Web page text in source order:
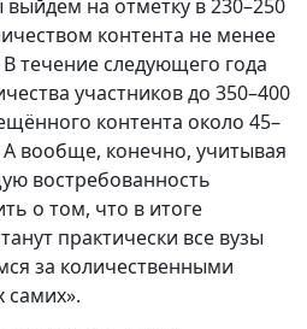
на отметку в 230–250
контента не менее
течение следующего года
участников до 350–400
контента около 45–
вообще, конечно, учитывая
востребованность
о том, что в итоге
практически все вузы
за количественными
самих».